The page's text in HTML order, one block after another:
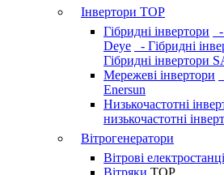
Інвертори TOP
Гібридні інвертори
Deye
- Гібридні
Гібридні інвертори
Мережеві інвертори
Enersun
Низькочастотні
низькочастотні
Вітрогенератори
Вітрові
Вітряки TOP